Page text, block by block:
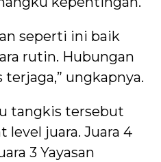
seperti ini baik
rutin. Hubungan
ungkapnya.
tangkis tersebut
level juara. Juara 4
3 Yayasan